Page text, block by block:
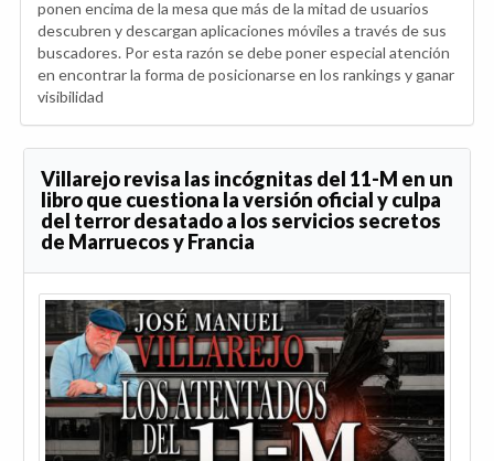
ponen encima de la mesa que más de la mitad de usuarios
descubren y descargan aplicaciones móviles a través de sus
buscadores. Por esta razón se debe poner especial atención
en encontrar la forma de posicionarse en los rankings y ganar
visibilidad
Villarejo revisa las incógnitas del 11-M en un
libro que cuestiona la versión oficial y culpa
del terror desatado a los servicios secretos
de Marruecos y Francia